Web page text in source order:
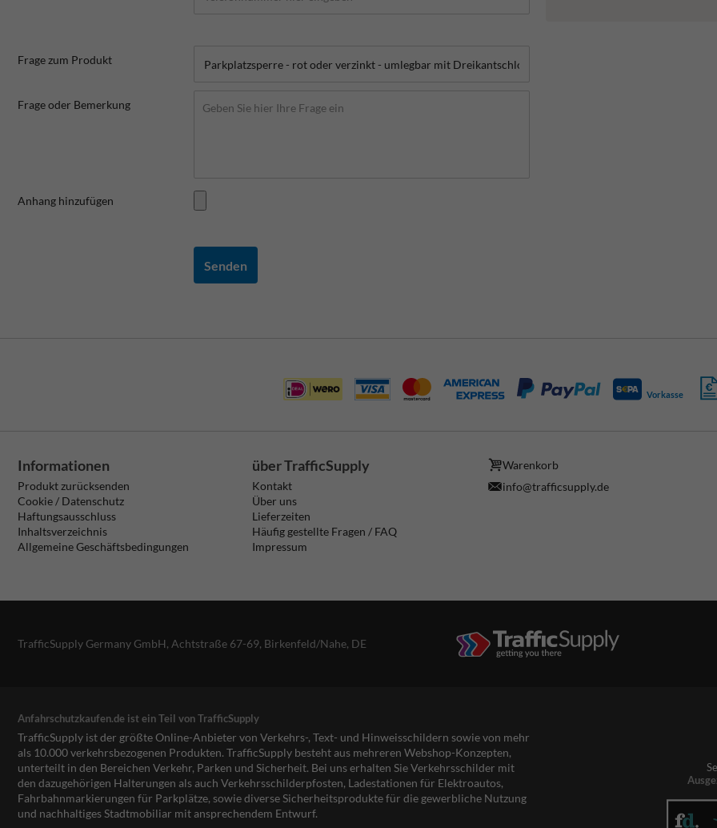
Frage zum Produkt
Frage oder Bemerkung
Anhang hinzufügen
Senden
Vorkasse
Informationen
Produkt zurücksenden
Cookie / Datenschutz
Haftungsausschluss
Inhaltsverzeichnis
Allgemeine Geschäftsbedingungen
über TrafficSupply
Kontakt
Über uns
Lieferzeiten
Häufig gestellte Fragen / FAQ
Impressum
Warenkorb
info@trafficsupply.de
TrafficSupply Germany GmbH, Achtstraße 67-69, Birkenfeld/Nahe, DE
Anfahrschutzkaufen.de ist ein Teil von TrafficSupply
TrafficSupply ist der größte Online-Anbieter von Verkehrs-, Text- und Hinweisschildern sowie von mehr
als 10.000 verkehrsbezogenen Produkten. TrafficSupply besteht aus mehreren Webshop-Konzepten,
unterteilt in den Bereichen Verkehr, Parken und Sicherheit. Bei uns erhalten Sie Verkehrsschilder mit
den dazugehörigen Halterungen als auch Verkehrsschilderpfosten, Ladestationen für Elektroautos,
Fahrbahnmarkierungen für Parkplätze, sowie diverse Sicherheitsprodukte für die gewerbliche Nutzung
und nachhaltiges Stadtmobiliar mit ansprechendem Entwurf.